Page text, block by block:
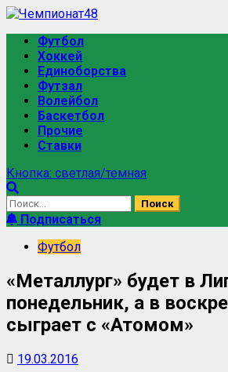
Футбол
Хоккей
Единоборства
Футзал
Волейбол
Баскетбол
Прочие
Ставки
Кнопка: светлая/темная
Подписаться
Футбол
«Металлург» будет в
понедельник, а в
сыграет с «Атомом»
19.03.2016